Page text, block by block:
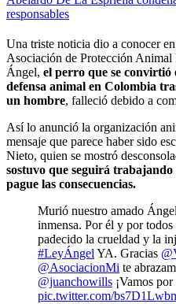
responsables
Una triste noticia dio a conocer
Asociación de Protección
Ángel, el perro que se convirtió
defensa animal en Colombia
un hombre, falleció debido a
Así lo anunció la organización
mensaje que parece haber sido
Nieto, quien se mostró
sostuvo que seguirá
pague las consecuencias.
Murió nuestro amado
inmensa. Por él y por todos
padecido la crueldad y la
#LeyÁngel YA. Gracias
@AsociacionMi te
@juanchowills ¡Vamos
pic.twitter.com/